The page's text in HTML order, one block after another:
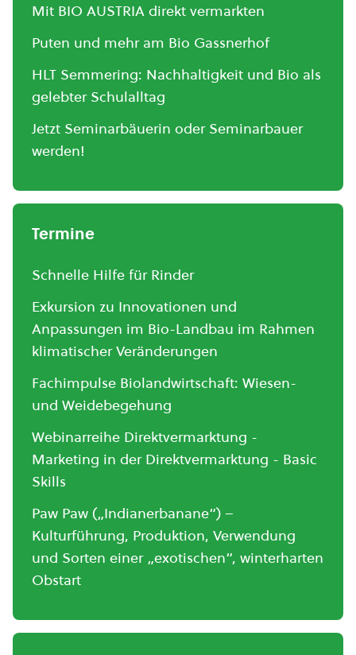
Mit BIO AUSTRIA direkt vermarkten
Puten und mehr am Bio Gassnerhof
HLT Semmering: Nachhaltigkeit und Bio als
gelebter Schulalltag
Jetzt Seminarbäuerin oder Seminarbauer
werden!
Termine
Schnelle Hilfe für Rinder
Exkursion zu Innovationen und
Anpassungen im Bio-Landbau im Rahmen
klimatischer Veränderungen
Fachimpulse Biolandwirtschaft: Wiesen-
und Weidebegehung
Webinarreihe Direktvermarktung -
Marketing in der Direktvermarktung - Basic
Skills
Paw Paw („Indianerbanane“) –
Kulturführung, Produktion, Verwendung
und Sorten einer „exotischen“, winterharten
Obstart